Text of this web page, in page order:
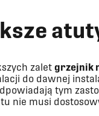
zalet grzejnik
do dawnej
tym
nie musi